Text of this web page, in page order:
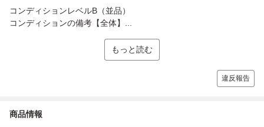
コンディションレベルB（並品）
コンディションの備考【全体】...
もっと読む
違反報告
商品情報